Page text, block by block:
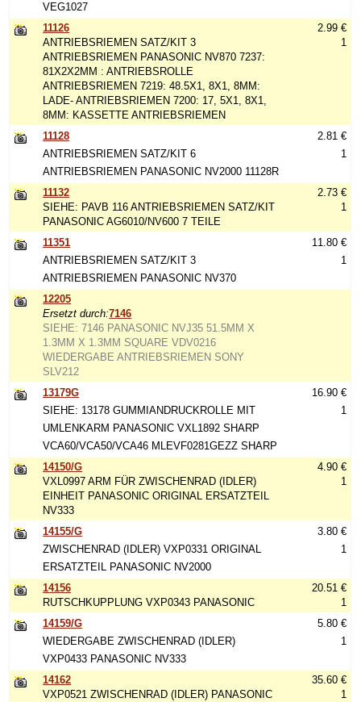
VEG1027
11126
ANTRIEBSRIEMEN SATZ/KIT 3
ANTRIEBSRIEMEN PANASONIC NV870 7237:
81X2X2MM : ANTRIEBSROLLE
ANTRIEBSRIEMEN 7219: 48.5X1, 8X1, 8MM:
LADE- ANTRIEBSRIEMEN 7200: 17, 5X1, 8X1,
8MM: KASSETTE ANTRIEBSRIEMEN
2.99 €
1
11128
ANTRIEBSRIEMEN SATZ/KIT 6
ANTRIEBSRIEMEN PANASONIC NV2000 11128R
2.81 €
1
11132
SIEHE: PAVB 116 ANTRIEBSRIEMEN SATZ/KIT
PANASONIC AG6010/NV600 7 TEILE
2.73 €
1
11351
ANTRIEBSRIEMEN SATZ/KIT 3
ANTRIEBSRIEMEN PANASONIC NV370
11.80 €
1
12205
Ersetzt durch:7146
SIEHE: 7146 PANASONIC NVJ35 51.5MM X
1.3MM X 1.3MM SQUARE VDV0216
WIEDERGABE ANTRIEBSRIEMEN SONY
SLV212
13179G
SIEHE: 13178 GUMMIANDRUCKROLLE MIT
UMLENKARM PANASONIC VXL1892 SHARP
VCA60/VCA50/VCA46 MLEVF0281GEZZ SHARP
16.90 €
1
14150/G
VXL0997 ARM FÜR ZWISCHENRAD (IDLER)
EINHEIT PANASONIC ORIGINAL ERSATZTEIL
NV333
4.90 €
1
14155/G
ZWISCHENRAD (IDLER) VXP0331 ORIGINAL
ERSATZTEIL PANASONIC NV2000
3.80 €
1
14156
RUTSCHKUPPLUNG VXP0343 PANASONIC
20.51 €
1
14159/G
WIEDERGABE ZWISCHENRAD (IDLER)
VXP0433 PANASONIC NV333
5.80 €
1
14162
VXP0521 ZWISCHENRAD (IDLER) PANASONIC
35.60 €
1